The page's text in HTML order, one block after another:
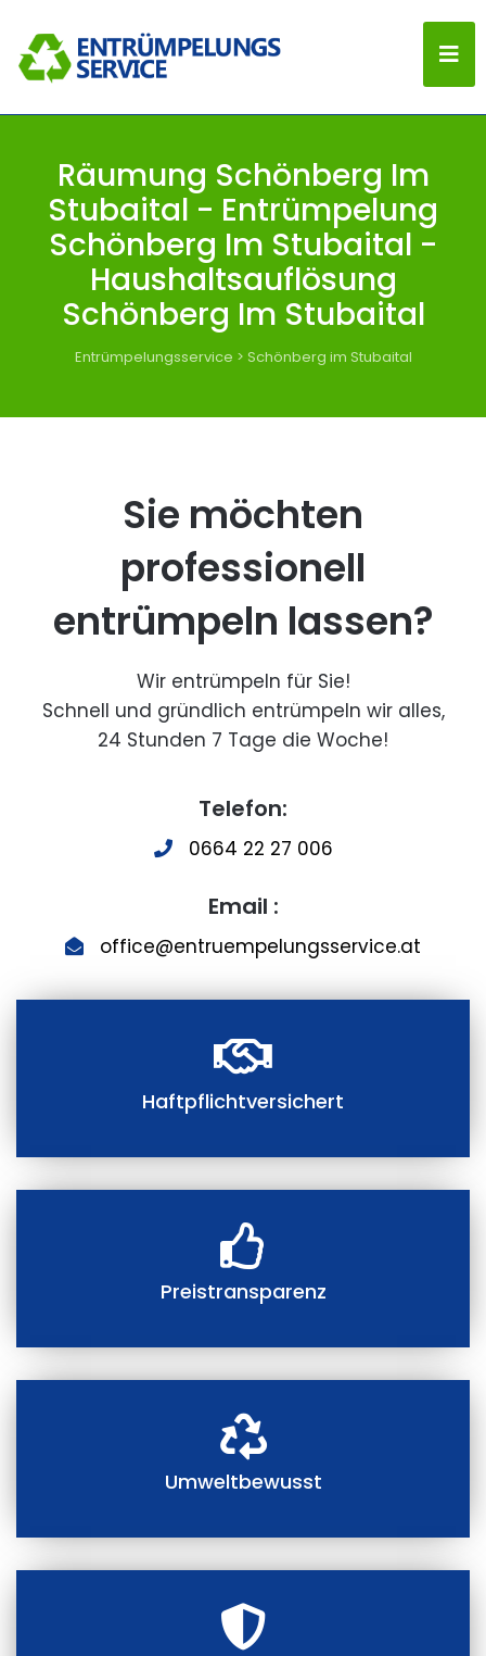
Räumung Schönberg Im
Stubaital - Entrümpelung
Schönberg Im Stubaital -
Haushaltsauflösung
Schönberg Im Stubaital
Entrümpelungsservice > Schönberg im Stubaital
Sie möchten
professionell
entrümpeln lassen?
Wir entrümpeln für Sie!
Schnell und gründlich entrümpeln wir alles,
24 Stunden 7 Tage die Woche!
Telefon:
0664 22 27 006
Email :
office@entruempelungsservice.at
Haftpflichtversichert
Preistransparenz
Umweltbewusst